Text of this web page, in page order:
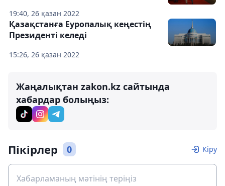
19:40, 26 қазан 2022
15:26, 26 қазан 2022
Қазақстанға Еуропалық кеңестің
Президенті келеді
Жаңалықтан zakon.kz сайтында
хабардар болыңыз:
Пікірлер 0 Кіру